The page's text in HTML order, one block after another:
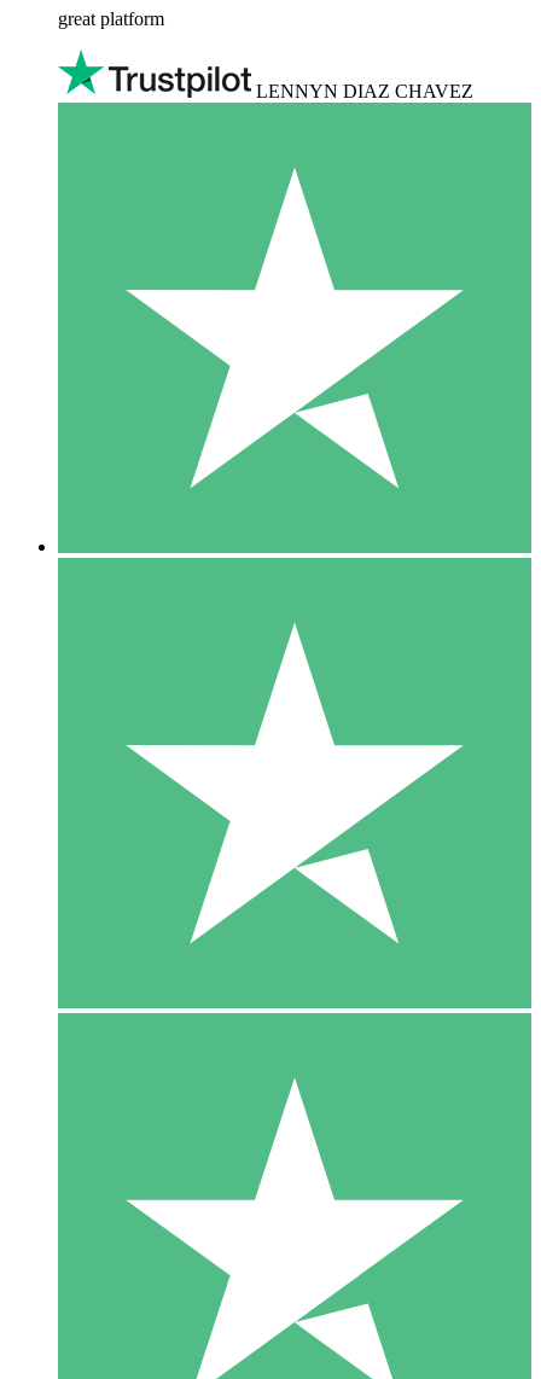
great platform
LENNYN DIAZ CHAVEZ